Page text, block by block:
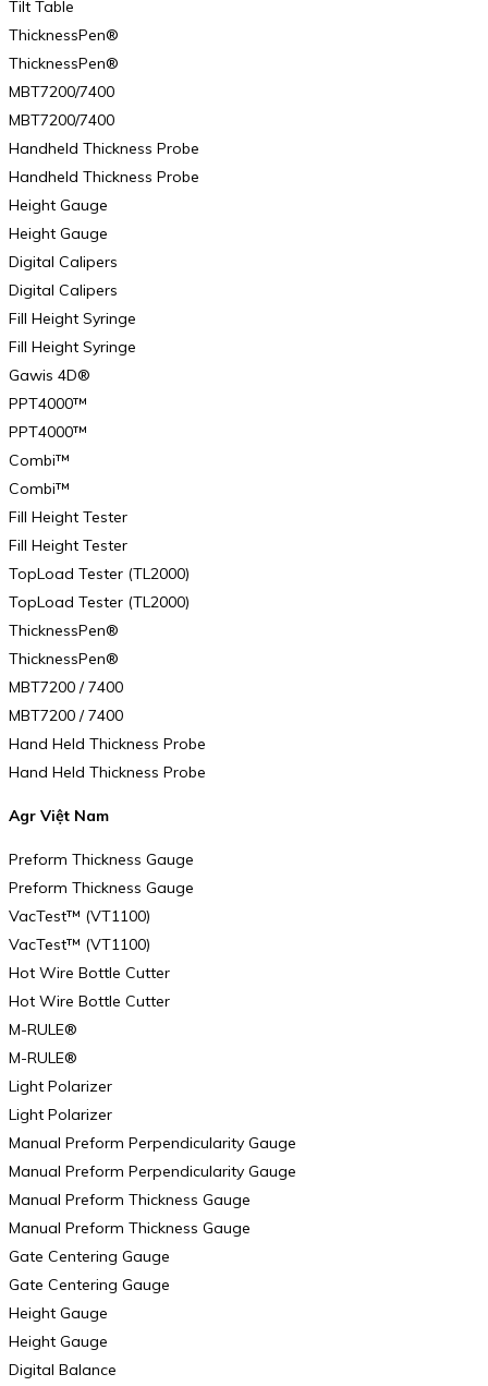
Tilt Table
ThicknessPen®
ThicknessPen®
MBT7200/7400
MBT7200/7400
Handheld Thickness Probe
Handheld Thickness Probe
Height Gauge
Height Gauge
Digital Calipers
Digital Calipers
Fill Height Syringe
Fill Height Syringe
Gawis 4D®
PPT4000™
PPT4000™
Combi™
Combi™
Fill Height Tester
Fill Height Tester
TopLoad Tester (TL2000)
TopLoad Tester (TL2000)
ThicknessPen®
ThicknessPen®
MBT7200 / 7400
MBT7200 / 7400
Hand Held Thickness Probe
Hand Held Thickness Probe
Agr Việt Nam
Preform Thickness Gauge
Preform Thickness Gauge
VacTest™ (VT1100)
VacTest™ (VT1100)
Hot Wire Bottle Cutter
Hot Wire Bottle Cutter
M-RULE®
M-RULE®
Light Polarizer
Light Polarizer
Manual Preform Perpendicularity Gauge
Manual Preform Perpendicularity Gauge
Manual Preform Thickness Gauge
Manual Preform Thickness Gauge
Gate Centering Gauge
Gate Centering Gauge
Height Gauge
Height Gauge
Digital Balance